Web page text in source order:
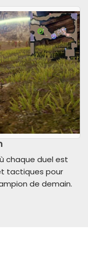
chaque duel est
tactiques pour
de demain.